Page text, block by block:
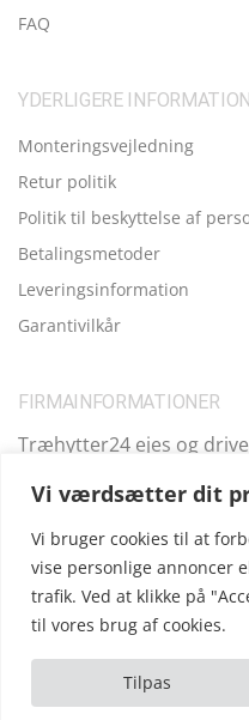
Vi værdsætter dit
Vi bruger cookies til at
vise personlige annoncer
trafik. Ved at klikke på
til vores brug af cookies.
Tilpas
FAQ
YDERLIGERE INFORMATION
Monteringsvejledning
Retur politik
Politik til beskyttelse af
Betalingsmetoder
Leveringsinformation
Garantivilkår
FIRMAINFORMATIONER
Træhytter24 ejes og
Kungsbro Strand 29, 112
Copyright © 2025
andre lande: SE|FI|